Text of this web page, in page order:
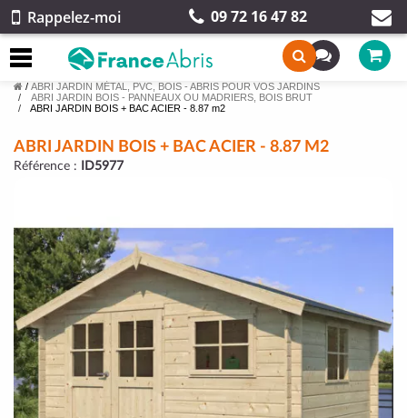
Rappelez-moi 09 72 16 47 82
/ ABRI JARDIN MÉTAL, PVC, BOIS - ABRIS POUR VOS JARDINS
ABRI JARDIN BOIS - PANNEAUX OU MADRIERS, BOIS BRUT
ABRI JARDIN BOIS + BAC ACIER - 8.87 m2
ABRI JARDIN BOIS + BAC ACIER - 8.87 M2
Référence : ID5977